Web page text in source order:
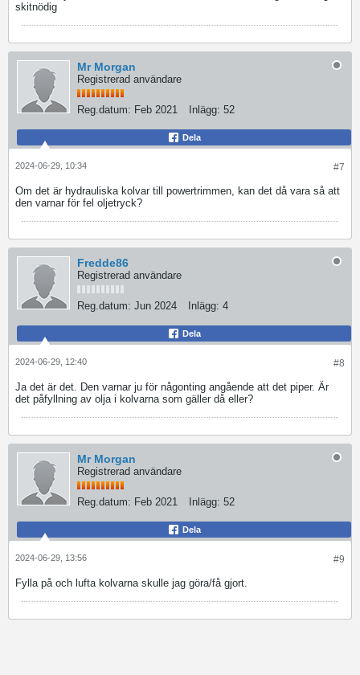
skitnödig
Mr Morgan
Registrerad användare
Reg.datum: Feb 2021 Inlägg: 52
Dela
#7
2024-06-29, 10:34
Om det är hydrauliska kolvar till powertrimmen, kan det då vara så att
den varnar för fel oljetryck?
Fredde86
Registrerad användare
Reg.datum: Jun 2024 Inlägg: 4
Dela
#8
2024-06-29, 12:40
Ja det är det. Den varnar ju för någonting angående att det piper. Är
det påfyllning av olja i kolvarna som gäller då eller?
Mr Morgan
Registrerad användare
Reg.datum: Feb 2021 Inlägg: 52
Dela
#9
2024-06-29, 13:56
Fylla på och lufta kolvarna skulle jag göra/få gjort.